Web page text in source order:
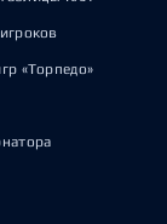
«Торпедо»